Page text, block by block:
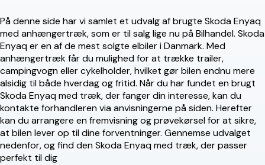
På denne side har vi samlet et udvalg af brugte Skoda Enyaq
med anhængertræk, som er til salg lige nu på Bilhandel. Skoda
Enyaq er en af de mest solgte elbiler i Danmark. Med
anhængertræk får du mulighed for at trække trailer,
campingvogn eller cykelholder, hvilket gør bilen endnu mere
alsidig til både hverdag og fritid. Når du har fundet en brugt
Skoda Enyaq med træk, der fanger din interesse, kan du
kontakte forhandleren via anvisningerne på siden. Herefter
kan du arrangere en fremvisning og prøvekørsel for at sikre,
at bilen lever op til dine forventninger. Gennemse udvalget
nedenfor, og find den Skoda Enyaq med træk, der passer
perfekt til dig